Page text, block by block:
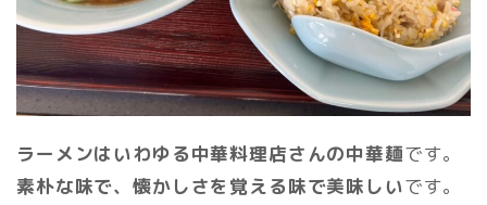
ラーメンはいわゆる中華料理店さんの中華麺です。
素朴な味で、懐かしさを覚える味で美味しいです。